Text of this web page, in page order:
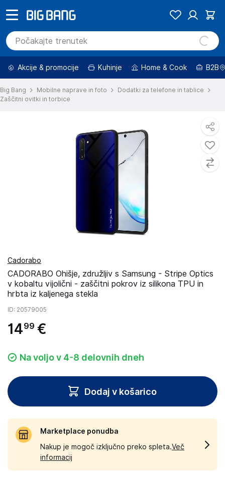
Akcije & promocije Kuhinje Home & Cook B2B
Big Bang Mobilne naprave in foto
Dodatki za telefone in tablice
Zaščitni ovitki in torbice
Cadorabo
CADORABO Ohišje, združljiv s Samsung - Stripe Optics
v kobaltu vijolični - zaščitni pokrov iz silikona TPU in
hrbta iz kaljenega stekla
ID: 20579005
1499 €
Na voljo v 4-8 delovnih dneh
Dodaj v košarico
Marketplace ponudba
Nakup je mogoč izključno preko spleta.Več
informacij